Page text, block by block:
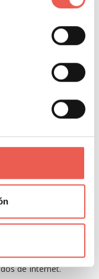
redes
de Internet.